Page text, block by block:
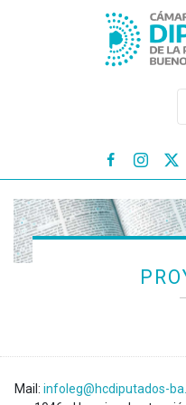

Mail: infoleg@hcdiputados-